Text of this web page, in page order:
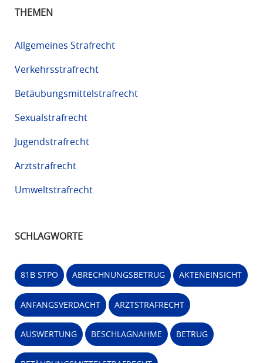
THEMEN
Allgemeines Strafrecht
Verkehrsstrafrecht
Betäubungsmittelstrafrecht
Sexualstrafrecht
Jugendstrafrecht
Arztstrafrecht
Umweltstrafrecht
SCHLAGWORTE
81B STPO ABRECHNUNGSBETRUG AKTENEINSICHT
ANFANGSVERDACHT ARZTSTRAFRECHT
AUSWERTUNG BESCHLAGNAHME BETRUG